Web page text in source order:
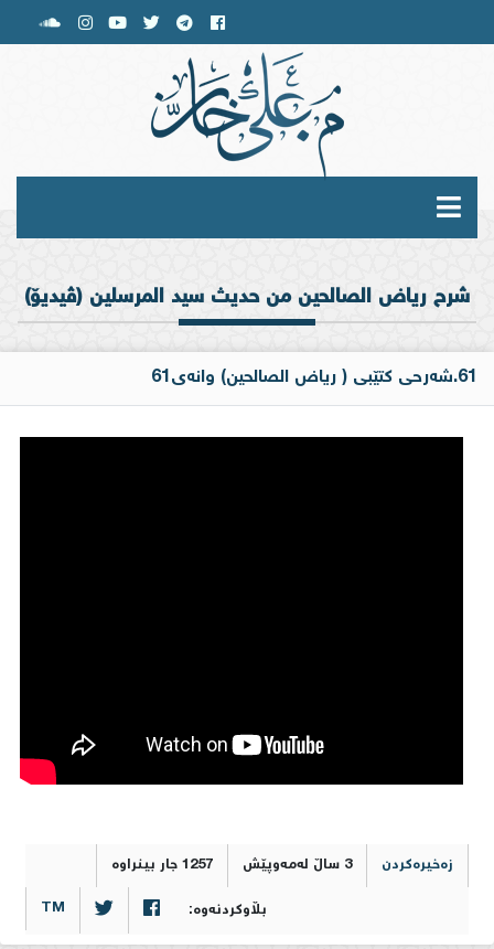
شرح رياض الصالحين من حديث سيد المرسلين (ڤیدیۆ)
61.شەرحی کتێبی ( ریاض الصالحین) وانەی61
زەخیرەکردن 3 ساڵ لەمەوپێش 1257 جار بینراوە
بڵاوکردنەوە: TM